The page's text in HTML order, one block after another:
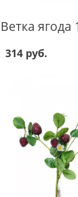
Ветка ягода
314 руб.